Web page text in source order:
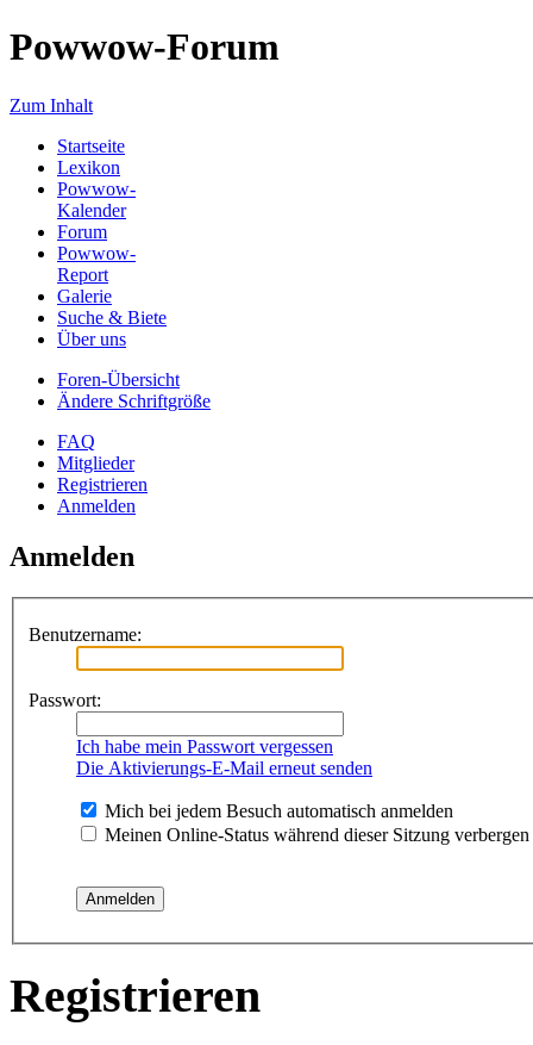
Powwow-Forum
Zum Inhalt
Startseite
Lexikon
Powwow-
Kalender
Forum
Powwow-
Report
Galerie
Suche & Biete
Über uns
Foren-Übersicht
Ändere Schriftgröße
FAQ
Mitglieder
Registrieren
Anmelden
Anmelden
Benutzername:
Passwort:
Ich habe mein Passwort vergessen
Die Aktivierungs-E-Mail erneut senden
Mich bei jedem Besuch automatisch anmelden
Meinen Online-Status während dieser Sitzung verbergen
Registrieren